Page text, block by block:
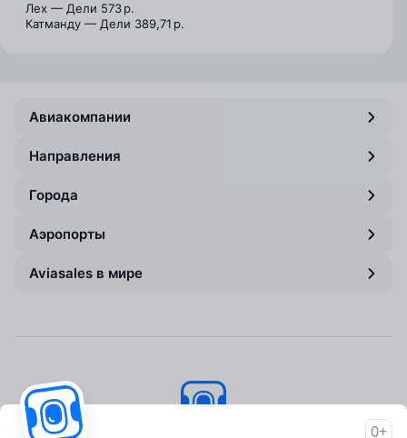
Лех — Дели 573 р.
Катманду — Дели 389,71 р.
Авиакомпании
Направления
Города
Аэропорты
Aviasales в мире
0+